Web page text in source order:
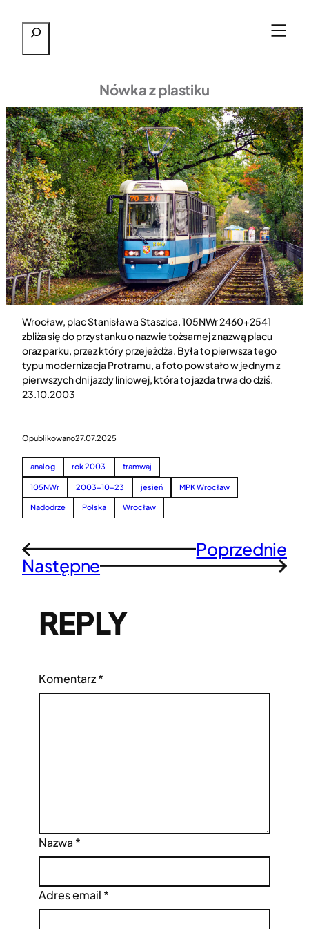
treści
Szukaj
Nówka z plastiku
Wrocław, plac Stanisława Staszica. 105NWr 2460+2541
zbliża się do przystanku o nazwie tożsamej z nazwą placu
oraz parku, przez który przejeżdża. Była to pierwsza tego
typu modernizacja Protramu, a foto powstało w jednym z
pierwszych dni jazdy liniowej, która to jazda trwa do dziś.
23.10.2003
Opublikowano27.07.2025
analog rok 2003 tramwaj
105NWr 2003-10-23 jesień MPK Wrocław
Nadodrze Polska Wrocław
← Poprzednie
Następne →
REPLY
Komentarz*
Nazwa *
Adres email *